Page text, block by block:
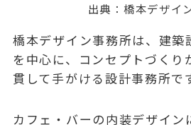
出典： 橋本デザイ
橋本デザイン事務所は、建築
を中心に、コンセプトづくり
貫して手がける設計事務所で
カフェ・バーの内装デザイン